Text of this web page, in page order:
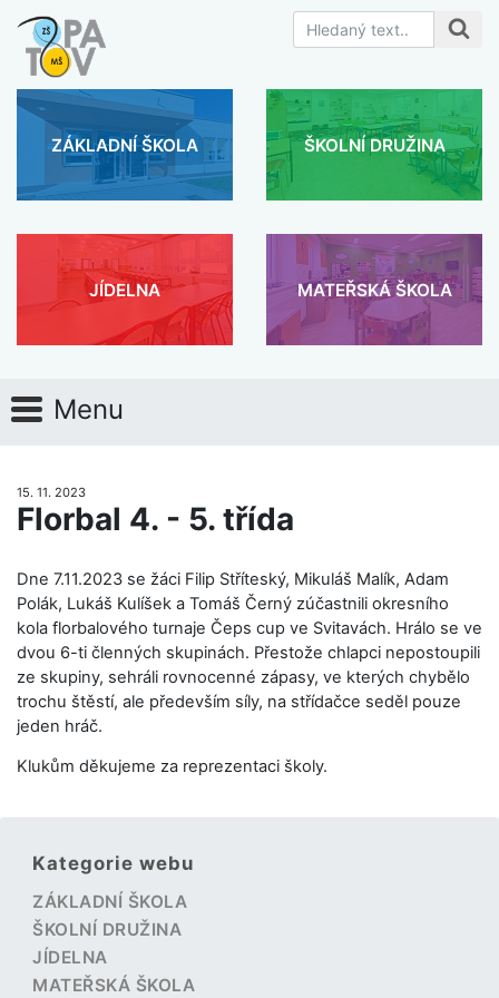
ZÁKLADNÍ ŠKOLA ŠKOLNÍ DRUŽINA
JÍDELNA MATEŘSKÁ ŠKOLA
Menu
15. 11. 2023
Florbal 4. - 5. třída
Dne 7.11.2023 se žáci Filip Stříteský, Mikuláš Malík, Adam
Polák, Lukáš Kulíšek a Tomáš Černý zúčastnili okresního
kola florbalového turnaje Čeps cup ve Svitavách. Hrálo se ve
dvou 6-ti členných skupinách. Přestože chlapci nepostoupili
ze skupiny, sehráli rovnocenné zápasy, ve kterých chybělo
trochu štěstí, ale především síly, na střídačce seděl pouze
jeden hráč.
Klukům děkujeme za reprezentaci školy.
Kategorie webu
ZÁKLADNÍ ŠKOLA
ŠKOLNÍ DRUŽINA
JÍDELNA
MATEŘSKÁ ŠKOLA